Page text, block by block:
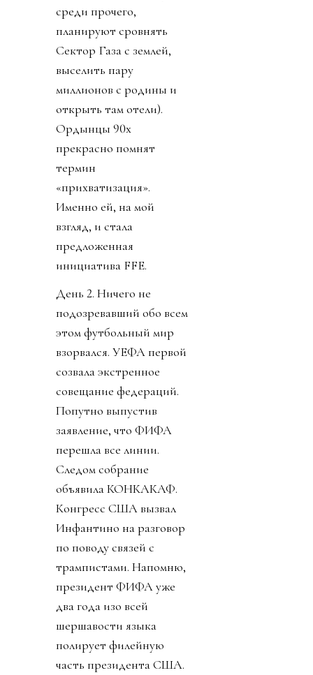
среди прочего,
планируют сровнять
Сектор Газа с землей,
выселить пару
миллионов с родины и
открыть там отели).
Ордынцы 90х
прекрасно помнят
термин
«прихватизация».
Именно ей, на мой
взгляд, и стала
предложенная
инициатива FFE.
День 2. Ничего не
подозревавший обо всем
этом футбольный мир
взорвался. УЕФА первой
созвала экстренное
совещание федераций.
Попутно выпустив
заявление, что ФИФА
перешла все линии.
Следом собрание
объявила КОНКАКАФ.
Конгресс США вызвал
Инфантино на разговор
по поводу связей с
трампистами. Напомню,
президент ФИФА уже
два года изо всей
шершавости языка
полирует филейную
часть президента США.